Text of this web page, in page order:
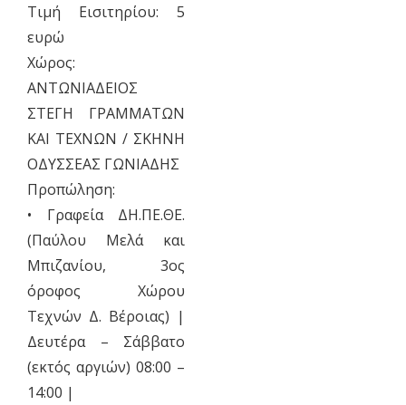
Τιμή Εισιτηρίου: 5
ευρώ
Χώρος:
ΑΝΤΩΝΙΑΔΕΙΟΣ
ΣΤΕΓΗ ΓΡΑΜΜΑΤΩΝ
ΚΑΙ ΤΕΧΝΩΝ / ΣΚΗΝΗ
ΟΔΥΣΣΕΑΣ ΓΩΝΙΑΔΗΣ
Προπώληση:
• Γραφεία ΔΗ.ΠΕ.ΘΕ.
(Παύλου Μελά και
Μπιζανίου, 3ος
όροφος Χώρου
Τεχνών Δ. Βέροιας) |
Δευτέρα – Σάββατο
(εκτός αργιών) 08:00 –
14:00 |